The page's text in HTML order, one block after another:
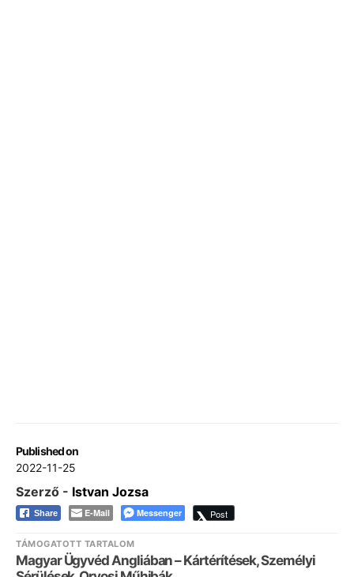
Published on
2022-11-25
Szerző - Istvan Jozsa
Share E-Mail Messenger Post
TÁMOGATOTT TARTALOM
Magyar Ügyvéd Angliában – Kártérítések, Személyi